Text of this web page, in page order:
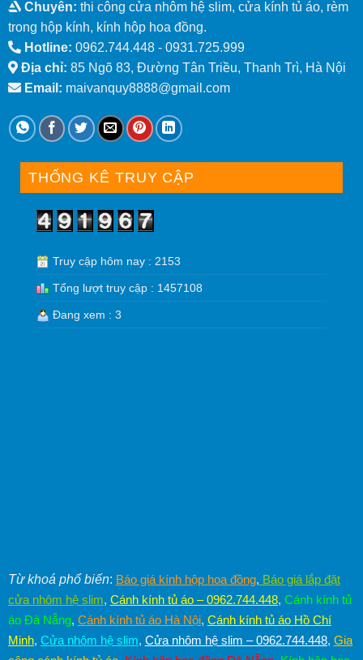
Chuyên: thi công cửa nhôm hệ slim, cửa kính tủ áo, rèm
trong hộp kính, kính hộp hoa đồng.
Hotline: 0962.744.448 - 0931.725.999
Địa chỉ: 85 Ngõ 83, Đường Tân Triều, Thanh Trì, Hà Nội
Email: maivanquy8888@gmail.com
THỐNG KÊ TRUY CẬP
Truy cập hôm nay : 2153
Tổng lượt truy cập : 1457108
Đang xem : 3
Từ khoá phổ biến: Báo giá kính hộp hoa đồng, Báo giá lắp đặt
cửa nhôm hệ slim, Cánh kính tủ áo – 0962.744.448, Cánh kính tủ
áo Đà Nẵng, Cánh kính tủ áo Hà Nội, Cánh kính tủ áo Hồ Chí
Minh, Cửa nhôm hệ slim, Cửa nhôm hệ slim – 0962.744.448, Gia